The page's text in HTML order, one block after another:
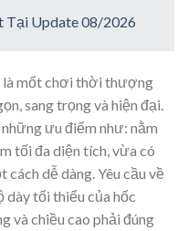
Tại Update 08/2026
là mốt chơi thời thượng
sang trọng và hiện đại.
ưu điểm như: nằm
tối đa diện tích, vừa có
dễ dàng. Yêu cầu về
tối thiểu của hốc
và chiều cao phải đúng